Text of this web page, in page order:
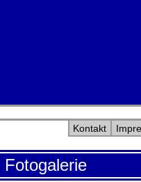
Kontakt
Fotogalerie